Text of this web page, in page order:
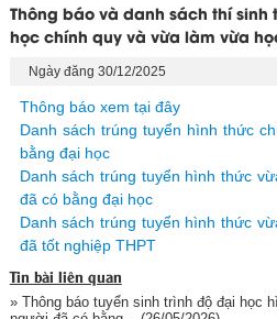
Thông báo và danh sách thí
học chính quy và vừa làm vừa
Ngày đăng 30/12/2025
Thông báo xem tại đây
Danh sách trúng tuyển hình thức
bằng đại học
Danh sách trúng tuyển hình thức
đã có bằng đại học
Danh sách trúng tuyển hình thức
đã tốt nghiệp THPT
Tin bài liên quan
» Thông báo tuyển sinh trình độ đại học